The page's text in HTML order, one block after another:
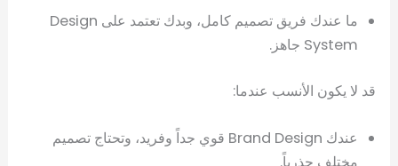
ما عندك فريق تصميم كامل، وبدك تعتمد على Design
System جاهز.
قد لا يكون الأنسب عندما:
عندك Brand Design قوي جداً وفريد، وتحتاج تصميم